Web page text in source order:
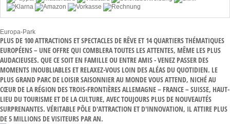
Europa-Park
PLUS DE 100 ATTRACTIONS ET SPECTACLES DE RÊVE ET 14 QUARTIERS THÉMATIQUES
EUROPÉENS – UNE OFFRE QUI COMBLERA TOUTES LES ATTENTES, MÊME LES PLUS
AUDACIEUSES. QUE CE SOIT EN FAMILLE OU ENTRE AMIS - VENEZ PASSER DES
MOMENTS INOUBLIABLES ET RELAXEZ-VOUS LOIN DES ALÉAS DU QUOTIDIEN. LE
PLUS GRAND PARC DE LOISIR SAISONNIER AU MONDE VOUS ATTEND, NICHÉ AU
CŒUR DE LA RÉGION DES TROIS-FRONTIÈRES ALLEMAGNE – FRANCE – SUISSE, HAUT-
LIEU DU TOURISME ET DE LA CULTURE, AVEC TOUJOURS PLUS DE NOUVEAUTÉS
SURPRENANTES. VÉRITABLE PÔLE D'ATTRACTION ET D'INNOVATION, IL ATTIRE PLUS
DE 5 MILLIONS DE VISITEURS PAR AN.